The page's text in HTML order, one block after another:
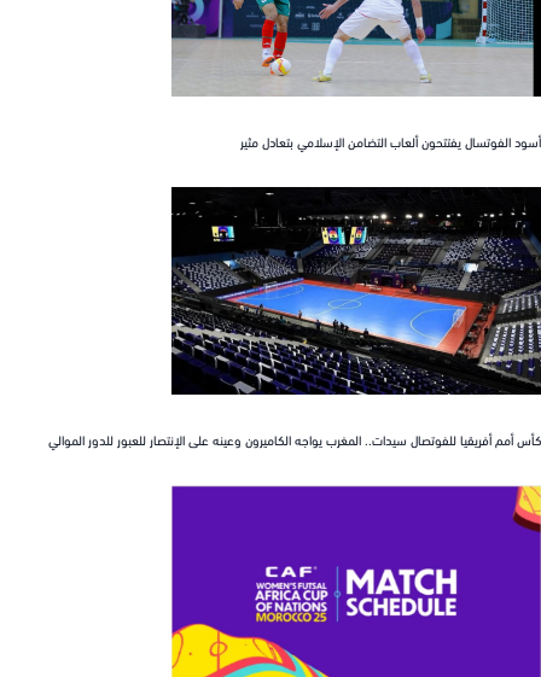
يفتتحون ألعاب التضامن الإسلامي بتعادل مثير
أفريقيا للفوتصال سيدات.. المغرب يواجه الكاميرون وعينه على الإنتصار للعبور للدور الموالي